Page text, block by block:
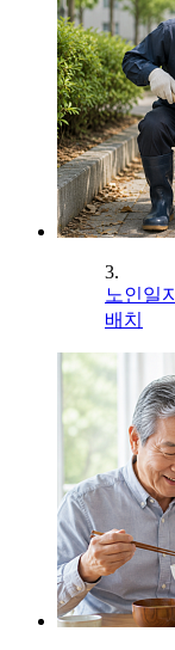
3.
노인일
배치